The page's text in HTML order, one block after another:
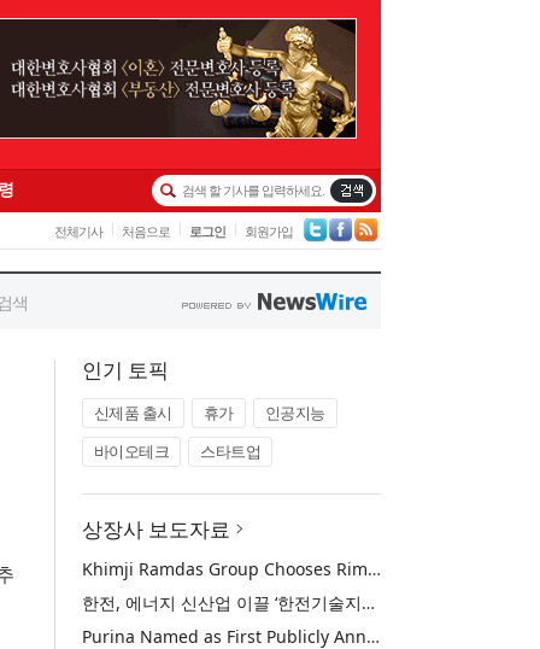
인기 토픽
신제품 출시 휴가
인공지능
바이오테크
스타트업
상장사 보도자료
Khimji Ramdas Group Chooses Rimini Street to Reduce SAP Support Costs, Protect 700+ Customizations and Reinvest Savings in Innovation
한전, 에너지 신산업 이끌 ‘한전기술지주’ 공식 출범
Purina Named as First Publicly Announced NIQ ConnectAI Charter Client